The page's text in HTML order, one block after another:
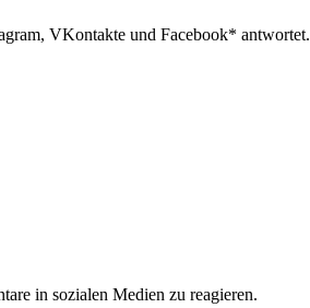
VKontakte und Facebook* antwortet.
in sozialen Medien zu reagieren.